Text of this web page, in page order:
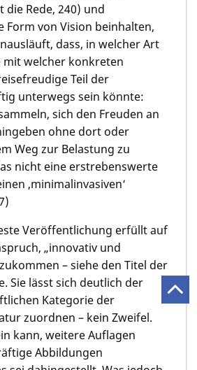
die Rede, 240) und
Form von Vision beinhalten,
dass, in welcher Art
mit welcher konkreten
Teil der
unterwegs sein könnte:
sich den Freuden an
ohne dort oder
Weg zur Belastung zu
nicht eine erstrebenswerte
‚minimalinvasiven‘
Veröffentlichung erfüllt auf
„innovativ und
– siehe den Titel der
Sie lässt sich deutlich der
Kategorie der
zuordnen – kein Zweifel.
kann, weitere Auflagen
Abbildungen